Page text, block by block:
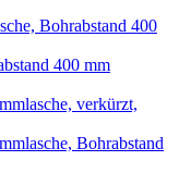
Bohrabstand 400
400 mm
verkürzt,
Bohrabstand